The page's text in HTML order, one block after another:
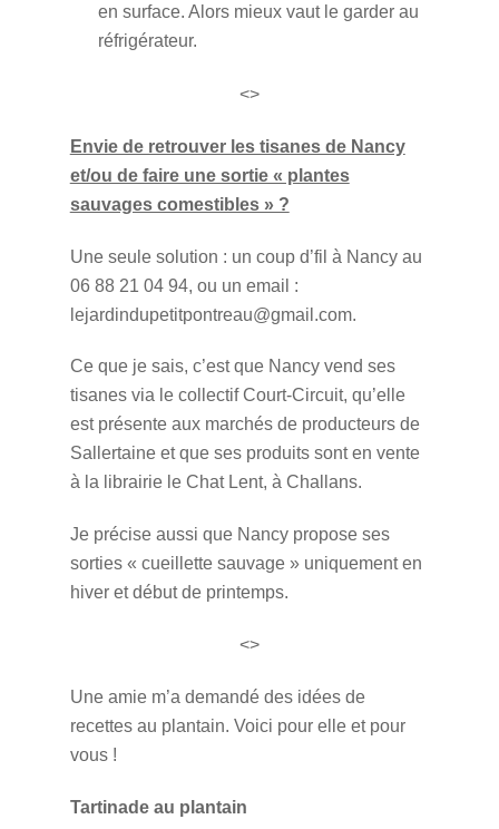
en surface. Alors mieux vaut le garder au
réfrigérateur.
<>
Envie de retrouver les tisanes de Nancy
et/ou de faire une sortie « plantes
sauvages comestibles » ?
Une seule solution : un coup d’fil à Nancy au
06 88 21 04 94, ou un email :
lejardindupetitpontreau@gmail.com.
Ce que je sais, c’est que Nancy vend ses
tisanes via le collectif Court-Circuit, qu’elle
est présente aux marchés de producteurs de
Sallertaine et que ses produits sont en vente
à la librairie le Chat Lent, à Challans.
Je précise aussi que Nancy propose ses
sorties « cueillette sauvage » uniquement en
hiver et début de printemps.
<>
Une amie m’a demandé des idées de
recettes au plantain. Voici pour elle et pour
vous !
Tartinade au plantain